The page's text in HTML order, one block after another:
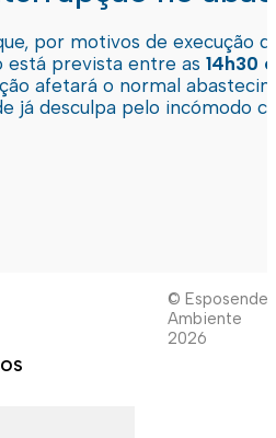
por motivos de execução
está prevista entre as 14h30
afetará o normal
já desculpa pelo incómodo
© Esposende
Ambiente
2026